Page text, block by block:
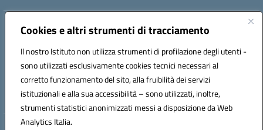
Cookies e altri strumenti di tracciamento
Il nostro Istituto non utilizza strumenti di profilazione degli utenti -
sono utilizzati esclusivamente cookies tecnici necessari al
corretto funzionamento del sito, alla fruibilità dei servizi
istituzionali e alla sua accessibilità – sono utilizzati, inoltre,
strumenti statistici anonimizzati messi a disposizione da Web
Analytics Italia.
Indirizzo:VIA A. DE GASPERI, 41 RUDIANO 25030 RUDIANO
Posta elettronica certificata (PEC):bsic86100r@pec.istruzione.it
Codice fiscale: 82002390175
Codice meccanografico: BSIC86100R